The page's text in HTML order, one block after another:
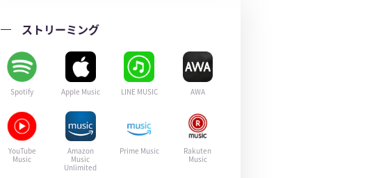
ストリーミング
Spotify Apple Music LINE MUSIC AWA
YouTube
Music
Amazon
Music
Unlimited
Prime Music
Rakuten
Music